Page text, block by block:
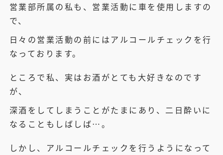
営業部所属の私も、営業活動に車を使用しますの
で、
日々の営業活動の前にはアルコールチェックを行
なっております。
ところで私、実はお酒がとても大好きなのです
が、
深酒をしてしまうことがたまにあり、二日酔いに
なることもしばしば…。
しかし、アルコールチェックを行うようになって